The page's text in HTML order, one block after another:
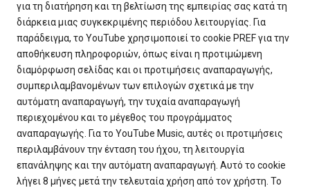
για τη διατήρηση και τη βελτίωση της εμπειρίας σας κατά τη
διάρκεια μιας συγκεκριμένης περιόδου λειτουργίας. Για
παράδειγμα, το YouTube χρησιμοποιεί το cookie PREF για την
αποθήκευση πληροφοριών, όπως είναι η προτιμώμενη
διαμόρφωση σελίδας και οι προτιμήσεις αναπαραγωγής,
συμπεριλαμβανομένων των επιλογών σχετικά με την
αυτόματη αναπαραγωγή, την τυχαία αναπαραγωγή
περιεχομένου και το μέγεθος του προγράμματος
αναπαραγωγής. Για το YouTube Music, αυτές οι προτιμήσεις
περιλαμβάνουν την ένταση του ήχου, τη λειτουργία
επανάληψης και την αυτόματη αναπαραγωγή. Αυτό το cookie
λήγει 8 μήνες μετά την τελευταία χρήση από τον χρήστη. Το